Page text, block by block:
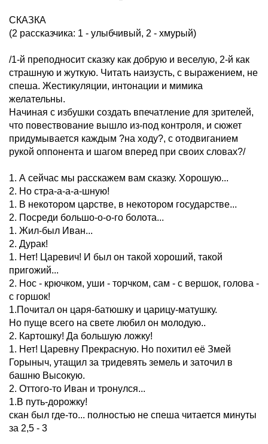
СКАЗКА
(2 рассказчика: 1 - улыбчивый, 2 - хмурый)
/1-й преподносит сказку как добрую и веселую, 2-й как
страшную и жуткую. Читать наизусть, с выражением, не
спеша. Жестикуляции, интонации и мимика
желательны.
Начиная с избушки создать впечатление для зрителей,
что повествование вышло из-под контроля, и сюжет
придумывается каждым ?на ходу?, с отодвиганием
рукой оппонента и шагом вперед при своих словах?/
1. А сейчас мы расскажем вам сказку. Хорошую...
2. Но стра-а-а-а-шную!
1. В некотором царстве, в некотором государстве...
2. Посреди большо-о-о-го болота...
1. Жил-был Иван...
2. Дурак!
1. Нет! Царевич! И был он такой хороший, такой
пригожий...
2. Нос - крючком, уши - торчком, сам - с вершок, голова -
с горшок!
1.Почитал он царя-батюшку и царицу-матушку.
Но пуще всего на свете любил он молодую..
2. Картошку! Да большую ложку!
1. Нет! Царевну Прекрасную. Но похитил её Змей
Горыныч, утащил за тридевять земель и заточил в
башню Высокую.
2. Оттого-то Иван и тронулся...
1.В путь-дорожку!
скан был где-то... полностью не спеша читается минуты
за 2,5 - 3